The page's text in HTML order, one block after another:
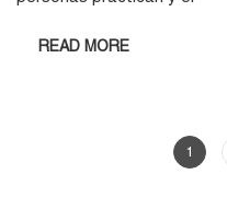
READ MORE
Page
1